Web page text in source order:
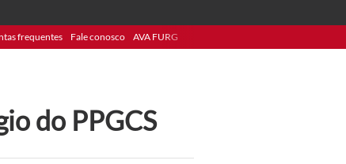
frequentes Fale conosco AVA FURG
do PPGCS